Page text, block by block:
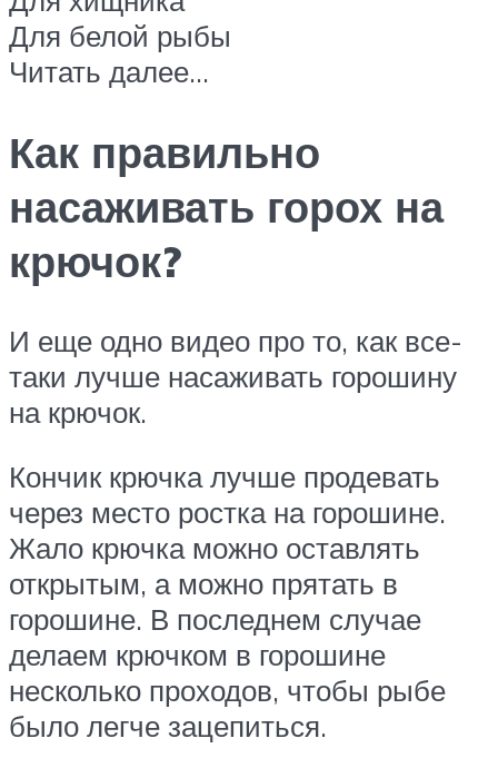
Для белой рыбы
Читать далее…
Как правильно
насаживать горох на
крючок?
И еще одно видео про то, как все-
таки лучше насаживать горошину
на крючок.
Кончик крючка лучше продевать
через место ростка на горошине.
Жало крючка можно оставлять
открытым, а можно прятать в
горошине. В последнем случае
делаем крючком в горошине
несколько проходов, чтобы рыбе
было легче зацепиться.